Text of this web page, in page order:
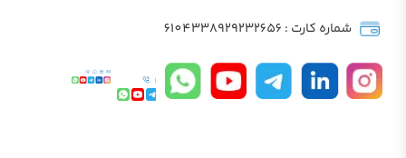
شماره کارت : 6104338929232656